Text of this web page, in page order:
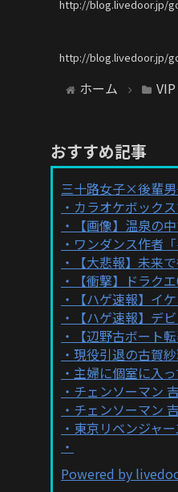
http://blog.livedoor.jp/
http://blog.livedoor.jp/
ホーム
おすすめ記事
三十路女子×後輩
カラオケボック
【画像】温泉の
ワンダンス作者
【大悲報】未来
【衝撃】ドラク
【ハゲ速報】イ
【ハゲ速報】デ
【辺野古ボート
現役引退の古賀
主婦に個室に入
チェンソーマン
チェンソーマン
東京リベンジャ
Powered by